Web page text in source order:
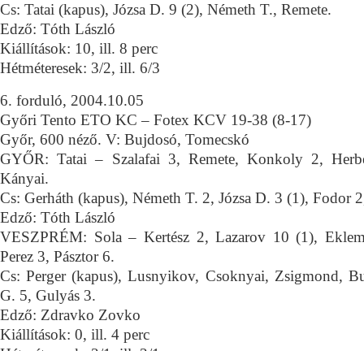
Cs: Tatai (kapus), Józsa D. 9 (2), Németh T., Remete.
Edző: Tóth László
Kiállítások: 10, ill. 8 perc
Hétméteresek: 3/2, ill. 6/3
6. forduló, 2004.10.05
Győri Tento ETO KC – Fotex KCV 19-38 (8-17)
Győr, 600 néző. V: Bujdosó, Tomecskó
GYŐR: Tatai – Szalafai 3, Remete, Konkoly 2,
Kányai.
Cs: Gerháth (kapus), Németh T. 2, Józsa D. 3 (1), Fodor
Edző: Tóth László
VESZPRÉM: Sola – Kertész 2, Lazarov 10 (1),
Perez 3, Pásztor 6.
Cs: Perger (kapus), Lusnyikov, Csoknyai, Zsigmond,
G. 5, Gulyás 3.
Edző: Zdravko Zovko
Kiállítások: 0, ill. 4 perc